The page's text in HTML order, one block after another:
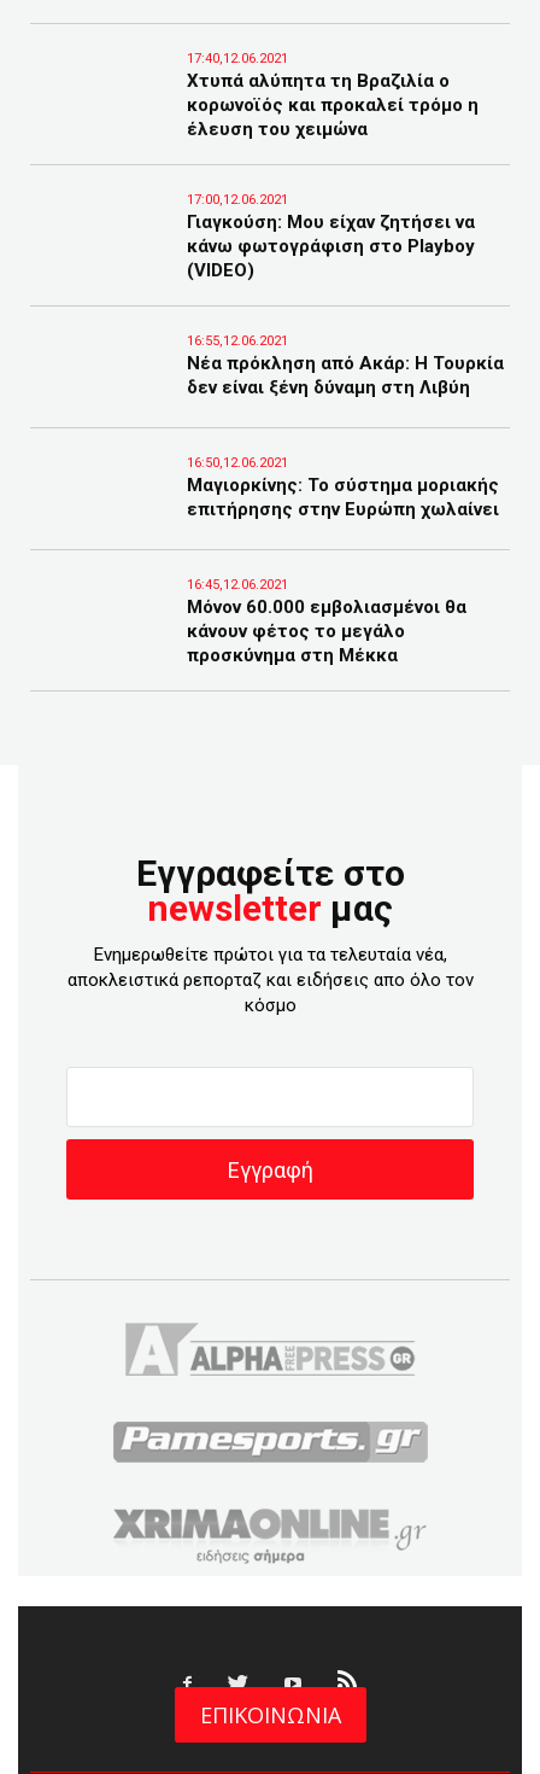
17:40,12.06.2021
Χτυπά αλύπητα τη Βραζιλία ο
κορωνοϊός και προκαλεί τρόμο η
έλευση του χειμώνα
17:00,12.06.2021
Γιαγκούση: Μου είχαν ζητήσει να
κάνω φωτογράφιση στο Playboy
(VIDEO)
16:55,12.06.2021
Νέα πρόκληση από Ακάρ: Η Τουρκία
δεν είναι ξένη δύναμη στη Λιβύη
16:50,12.06.2021
Μαγιορκίνης: Το σύστημα μοριακής
επιτήρησης στην Ευρώπη χωλαίνει
16:45,12.06.2021
Μόνον 60.000 εμβολιασμένοι θα
κάνουν φέτος το μεγάλο
προσκύνημα στη Μέκκα
Εγγραφείτε στο
newsletter μας
Ενημερωθείτε πρώτοι για τα τελευταία νέα,
αποκλειστικά ρεπορταζ και ειδήσεις απο όλο τον
κόσμο
ΕΠΙΚΟΙΝΩΝΙΑ